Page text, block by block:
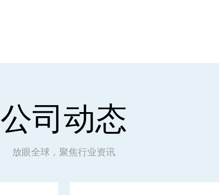
公司动态
放眼全球，聚焦行业资讯